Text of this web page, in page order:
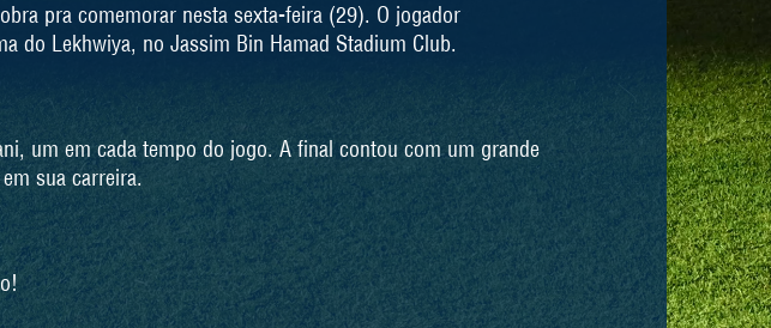
pra comemorar nesta sexta-feira (29). O jogador
do Lekhwiya, no Jassim Bin Hamad Stadium Club.
um em cada tempo do jogo. A final contou com um grande
sua carreira.